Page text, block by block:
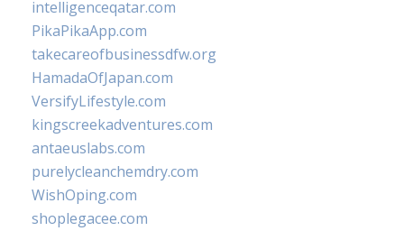
intelligenceqatar.com
PikaPikaApp.com
takecareofbusinessdfw.org
HamadaOfJapan.com
VersifyLifestyle.com
kingscreekadventures.com
antaeuslabs.com
purelycleanchemdry.com
WishOping.com
shoplegacee.com